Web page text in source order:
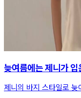
늦여름에는 제니가
제니의 바지 스타일로